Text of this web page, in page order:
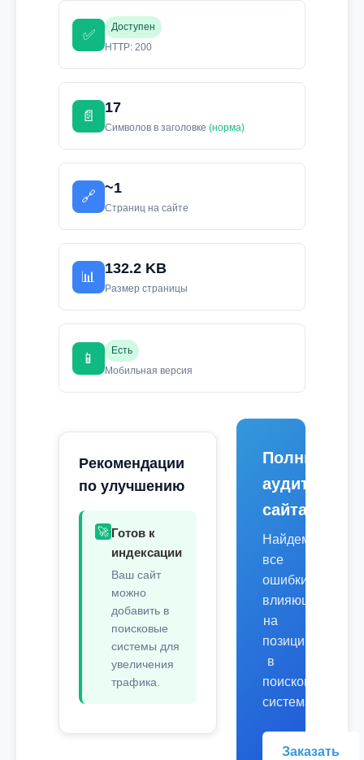
✅
Доступен
HTTP: 200
📄
17
Символов в заголовке (норма)
🔗
~1
Страниц на сайте
📊
132.2 KB
Размер страницы
📱
Есть
Мобильная версия
Рекомендации
по улучшению
🚀 Готов к
индексации
Ваш сайт
можно
добавить в
поисковые
системы для
увеличения
трафика.
Полный
аудит
сайта
Найдем
все
ошибки,
влияющие
на
позиции
в
поисковых
системах.
Заказать